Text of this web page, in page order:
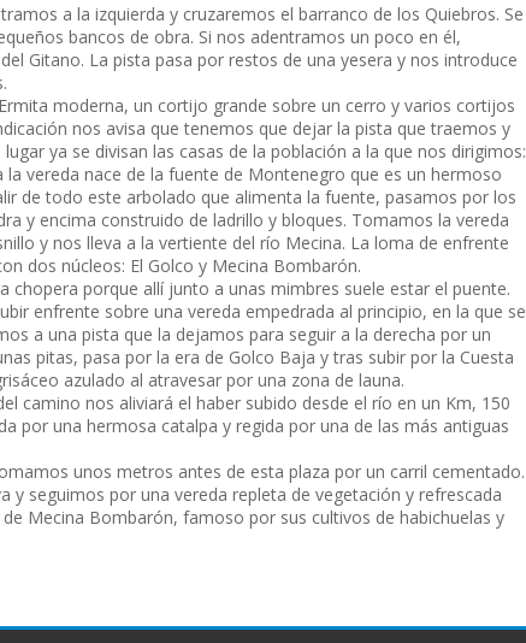
a la izquierda y cruzaremos el barranco de los Quiebros. Se
bancos de obra. Si nos adentramos un poco en él,
Gitano. La pista pasa por restos de una yesera y nos introduce
moderna, un cortijo grande sobre un cerro y varios cortijos
nos avisa que tenemos que dejar la pista que traemos y
ya se divisan las casas de la población a la que nos dirigimos:
vereda nace de la fuente de Montenegro que es un hermoso
de todo este arbolado que alimenta la fuente, pasamos por los
y encima construido de ladrillo y bloques. Tomamos la vereda
y nos lleva a la vertiente del río Mecina. La loma de enfrente
dos núcleos: El Golco y Mecina Bombarón.
chopera porque allí junto a unas mimbres suele estar el puente.
enfrente sobre una vereda empedrada al principio, en la que se
a una pista que la dejamos para seguir a la derecha por un
pitas, pasa por la era de Golco Baja y tras subir por la Cuesta
azulado al atravesar por una zona de launa.
camino nos aliviará el haber subido desde el río en un Km, 150
por una hermosa catalpa y regida por una de las más antiguas
unos metros antes de esta plaza por un carril cementado.
y seguimos por una vereda repleta de vegetación y refrescada
Mecina Bombarón, famoso por sus cultivos de habichuelas y